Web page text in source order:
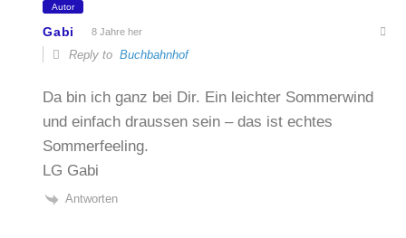
Autor
Gabi 8 Jahre her
Reply toBuchbahnhof
Da bin ich ganz bei Dir. Ein leichter Sommerwind
und einfach draussen sein – das ist echtes
Sommerfeeling.
LG Gabi
Antworten